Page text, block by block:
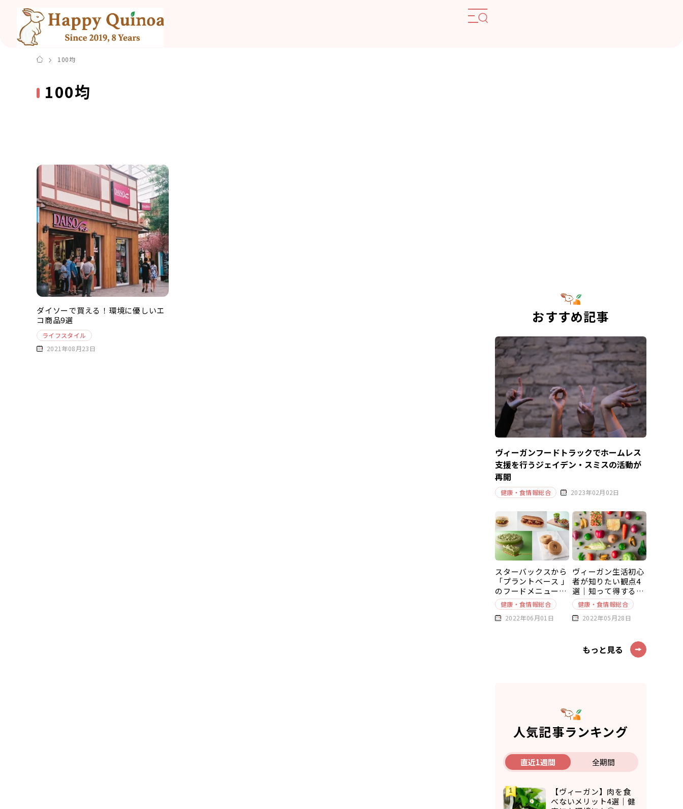
100均
100均
ダイソーで買える！環境に優しいエ
コ商品9選
ライフスタイル
2021年08月23日
おすすめ記事
ヴィーガンフードトラックでホームレス
支援を行うジェイデン・スミスの活動が
再開
健康・食情報総合 2023年02月02日
スターバックスから
「プラントベース 」
のフードメニューが
新発売
健康・食情報総合
2022年06月01日
ヴィーガン生活初心
者が知りたい観点4
選｜知って得する豆
知識～基本編～
健康・食情報総合
2022年05月28日
もっと見る
人気記事ランキング
直近1週間 全期間
【ヴィーガン】肉を食
べないメリット4選｜健